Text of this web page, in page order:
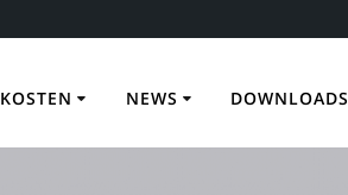
KOSTEN NEWS DOWNLOADS